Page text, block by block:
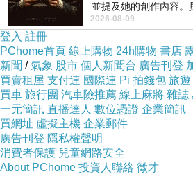
中美村南路美食店家
並提及她的創作內容。
事，妮琪回應：「不是
2026-08-09
登入 註冊
PChome首頁 線上購物 24h購物 書店
新聞 /氣象 股市 個人新聞台 廣告刊登
買賣租屋 支付連 國際連 Pi 拍錢包 旅遊
買車 旅行團 汽車險推薦 線上麻將 雜誌
一元簡訊 直播達人 數位憑證 企業簡訊
買網址 虛擬主機 企業郵件
廣告刊登 隱私權聲明
消費者保護 兒童網路安全
About PChome 投資人聯絡 徵才